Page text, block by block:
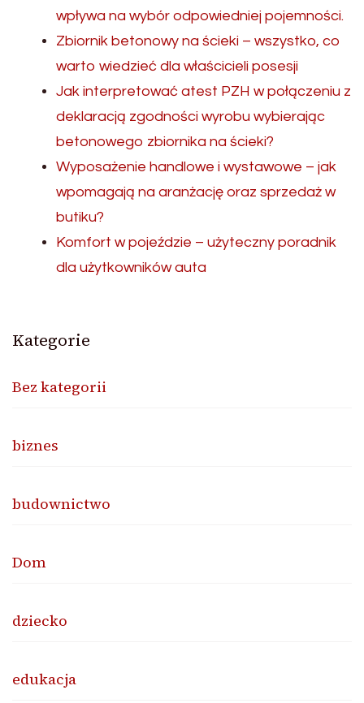
wpływa na wybór odpowiedniej pojemności.
Zbiornik betonowy na ścieki – wszystko, co
warto wiedzieć dla właścicieli posesji
Jak interpretować atest PZH w połączeniu z
deklaracją zgodności wyrobu wybierając
betonowego zbiornika na ścieki?
Wyposażenie handlowe i wystawowe – jak
wpomagają na aranżację oraz sprzedaż w
butiku?
Komfort w pojeździe – użyteczny poradnik
dla użytkowników auta
Kategorie
Bez kategorii
biznes
budownictwo
Dom
dziecko
edukacja